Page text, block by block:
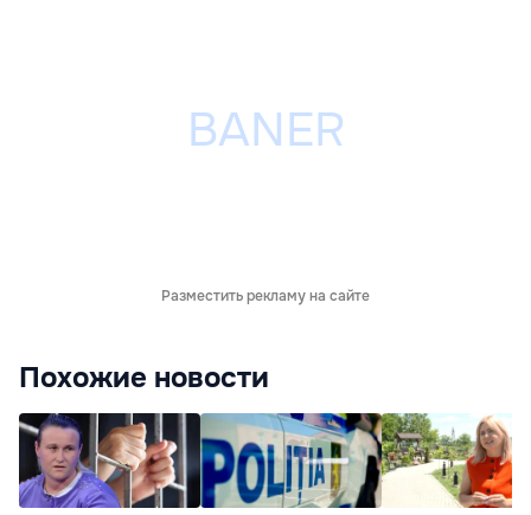
Разместить рекламу на сайте
Похожие новости